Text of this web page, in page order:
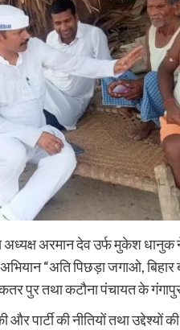
अध्यक्ष अरमान देव उर्फ मुकेश
“अति पिछड़ा जगाओ,
पुर तथा कटौना पंचायत के
पार्टी की नीतियों तथा उद्देश्यों